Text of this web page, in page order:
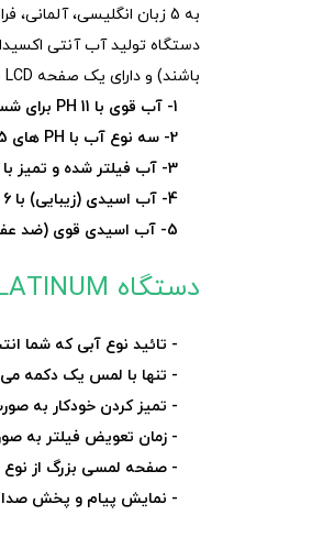
به 5 زبان انگلیسی، آلمانی، فرانسوی، ایتالیایی و اسپانیایی اعلام کند.
باشند) و دارای یک صفحه LCD بزرگ با هشدارهای با صدای واضح است که قابلیت تولید 5 نوع آب را دارا می باشد.
1- آب قوی با PH 11 برای شستشوی میوه ها
2- سه نوع آب با PH های 8.5، 9 و 9.5
3- آب فیلتر شده و تمیز با PH 7
4- آب اسیدی (زیبایی) با PH 6
5- آب اسیدی قوی (ضد عفونی کننده قوی) با PH 2.5
دستگاه SD501 PLATINUM دارای ویژگی های کاربردی است، از جمله:
- تائید نوع آبی که شما
- تنها با لمس یک دکمه می توانید به
- تمیز کردن خودکار به
- زمان تعویض فیلتر به
- صفحه لمسی بزرگ از نوع LCD
- نمایش پیام و پخش صدا به 5